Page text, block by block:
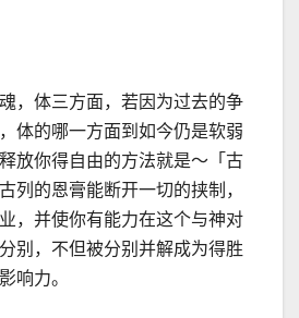
，体三方面，若因为过去的争
体的哪一方面到如今仍是软弱
放你得自由的方法就是～「古
列的恩膏能断开一切的挟制，
，并使你有能力在这个与神对
别，不但被分别并解成为得胜
响力。